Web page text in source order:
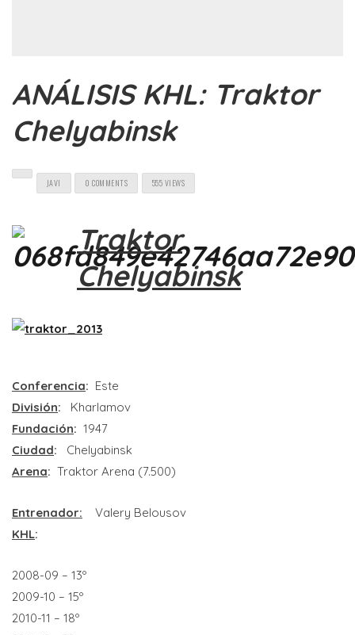
ANÁLISIS KHL: Traktor
Chelyabinsk
JAVI 0 COMMENTS 555 VIEWS
Traktor
Chelyabinsk
Conferencia: Este
División: Kharlamov
Fundación: 1947
Ciudad: Chelyabinsk
Arena: Traktor Arena (7.500)
Entrenador: Valery Belousov
KHL:
2008-09 – 13º
2009-10 – 15º
2010-11 – 18º